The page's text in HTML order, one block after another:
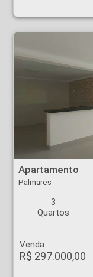
Apartamento
Palmares
3
Quartos
Venda
R$ 297.000,00